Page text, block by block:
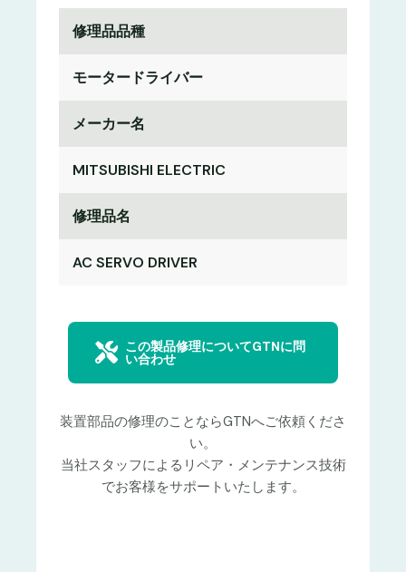
修理品品種
モータードライバー
メーカー名
MITSUBISHI ELECTRIC
修理品名
AC SERVO DRIVER
この製品修理についてGTNに問
い合わせ
装置部品の修理のことならGTNへご依頼くださ
い。
当社スタッフによるリペア・メンテナンス技術
でお客様をサポートいたします。